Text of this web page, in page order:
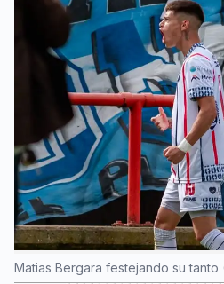
Matias Bergara festejando su tanto